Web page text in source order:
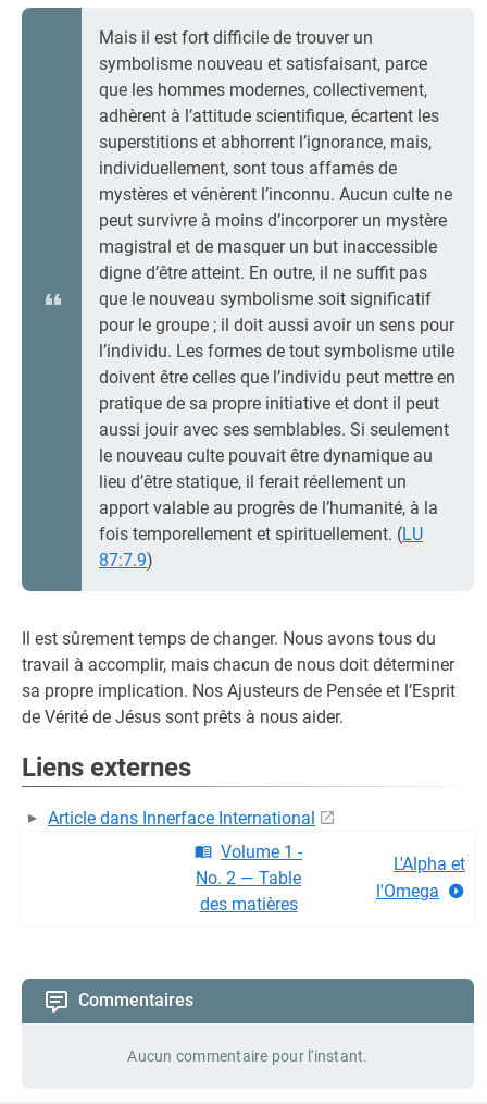
Mais il est fort difficile de trouver un
symbolisme nouveau et satisfaisant, parce
que les hommes modernes, collectivement,
adhèrent à l’attitude scientifique, écartent les
superstitions et abhorrent l’ignorance, mais,
individuellement, sont tous affamés de
mystères et vénèrent l’inconnu. Aucun culte ne
peut survivre à moins d’incorporer un mystère
magistral et de masquer un but inaccessible
digne d’être atteint. En outre, il ne suffit pas
que le nouveau symbolisme soit significatif
pour le groupe ; il doit aussi avoir un sens pour
l’individu. Les formes de tout symbolisme utile
doivent être celles que l’individu peut mettre en
pratique de sa propre initiative et dont il peut
aussi jouir avec ses semblables. Si seulement
le nouveau culte pouvait être dynamique au
lieu d’être statique, il ferait réellement un
apport valable au progrès de l’humanité, à la
fois temporellement et spirituellement. (LU
87:7.9)
Il est sûrement temps de changer. Nous avons tous du
travail à accomplir, mais chacun de nous doit déterminer
sa propre implication. Nos Ajusteurs de Pensée et l’Esprit
de Vérité de Jésus sont prêts à nous aider.
Liens externes
Article dans Innerface International
Volume 1 -
No. 2 — Table
des matières
L'Alpha et
l'Omega
Commentaires
Aucun commentaire pour l'instant.